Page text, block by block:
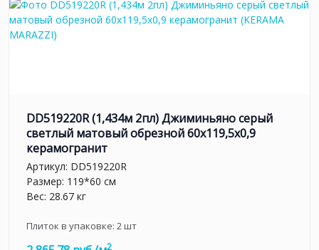
DD519220R (1,434м 2пл) Джиминьяно серый
светлый матовый обрезной 60х119,5x0,9
керамогранит
Артикул: DD519220R
Размер: 119*60 см
Вес: 28.67 кг
Плиток в упаковке: 2шт
2